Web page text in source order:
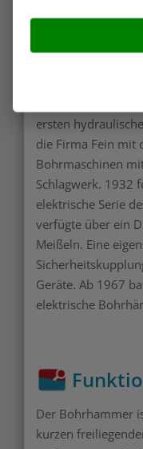
Werkzeug als
ersten
die Firma Fein mit
Bohrmaschinen
Schlagwerk. 1932
elektrische Serie
verfügte über ein
Meißeln. Eine
Geräte. Ab 1967
elektrische
Der Bohrhammer
kurzen